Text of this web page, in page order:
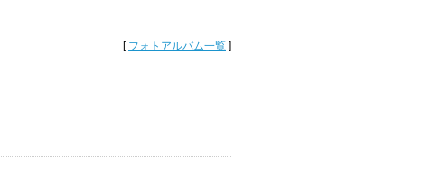
[ フォトアルバム一覧 ]